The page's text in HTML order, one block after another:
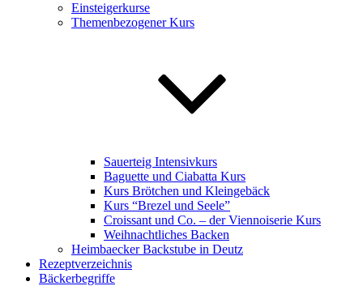
Einsteigerkurse
Themenbezogener Kurs
Sauerteig Intensivkurs
Baguette und Ciabatta Kurs
Kurs Brötchen und Kleingebäck
Kurs “Brezel und Seele”
Croissant und Co. – der Viennoiserie Kurs
Weihnachtliches Backen
Heimbaecker Backstube in Deutz
Rezeptverzeichnis
Bäckerbegriffe